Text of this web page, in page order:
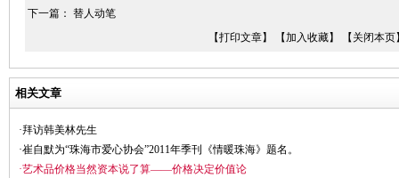
下一篇： 替人动笔
【打印文章】
【加入收藏】 【关闭本页
相关文章
·拜访韩美林先生
·崔自默为“珠海市爱心协会”2011年季刊《情暖珠海》题名。
·艺术品价格当然资本说了算——价格决定价值论